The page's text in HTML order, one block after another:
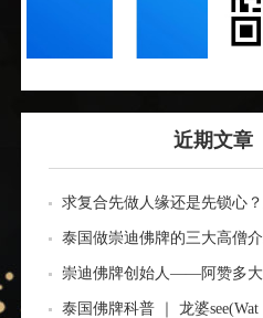
近期文章
求复合先做人缘还是先锁心
做越乱
泰国做崇迪佛牌的三大高僧
崇迪佛牌创始人——阿赞多
泰国佛牌科普 ｜ 龙婆